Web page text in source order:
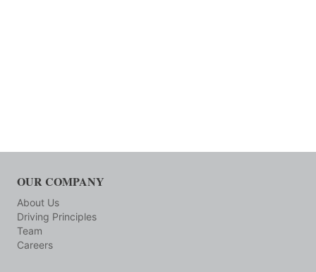
OUR COMPANY
About Us
Driving Principles
Team
Careers